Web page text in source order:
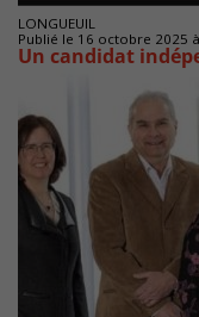
LONGUEUIL
Publié le 16 octobre 2025
Un candidat